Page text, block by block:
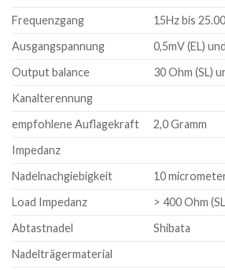
Frequenzgang
15Hz bis
Ausgangspannung
0,5mV (EL)
Output balance
30 Ohm (SL)
Kanalterennung
empfohlene Auflagekraft
2,0 Gramm
Impedanz
Nadelnachgiebigkeit
10
Load Impedanz
> 400 Ohm
Abtastnadel
Shibata
Nadelträgermaterial